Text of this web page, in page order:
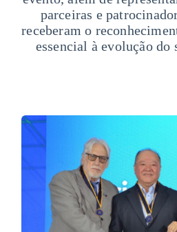
parceiras e
receberam o
essencial à evolução do